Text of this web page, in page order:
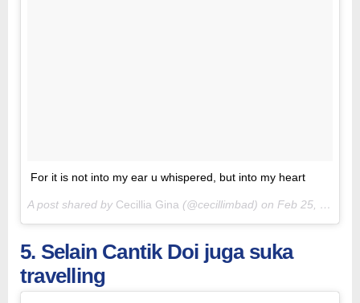
For it is not into my ear u whispered, but into my heart
A post shared by Cecillia Gina (@cecillimbad) on Feb 25, 2018 at 12:41am PST
5. Selain Cantik Doi juga suka
travelling